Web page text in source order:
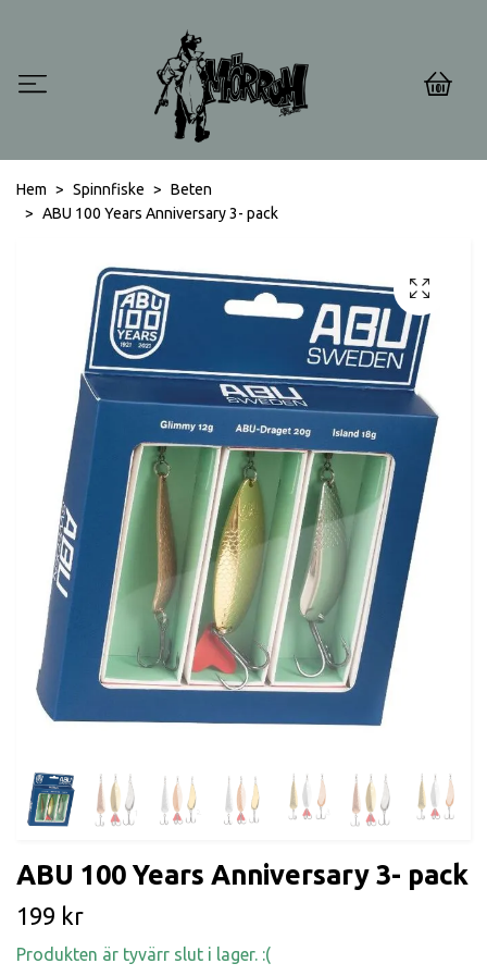
0
Hem Spinnfiske
Beten
ABU 100 Years Anniversary 3- pack
ABU 100 Years Anniversary 3- pack
199 kr
Produkten är tyvärr slut i lager. :(